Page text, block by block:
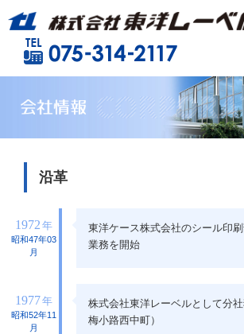
沿革
1972 年
昭和47年03
月
東洋ケース株式会社のシール印
業務を開始
1977年
昭和52年11
月
株式会社東洋レーベルとして分
梅小路西中町）